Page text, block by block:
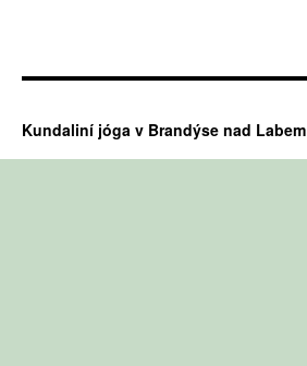
Kundaliní jóga v Brandýse nad Labem